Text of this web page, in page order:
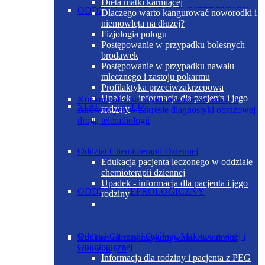
ODDZIAŁ CHORÓB WEWNĘTRZNYCH
STACJA DIALIZ
ODDZIAŁ NEFROLOGICZNY
Dieta matki karmiącej
Dlaczego warto kangurować noworodki i
niemowlęta na dłużej?
Fizjologia połogu
Postępowanie w przypadku bolesnych
brodawek
Postępowanie w przypadku nawału
mlecznego i zastoju pokarmu
Profilaktyka przeciwzakrzepowa
Upadek - informacja dla pacjenta i jego
rodziny
Oddział Chemioterapii Dziennej
Edukacja pacjenta leczonego w oddziale
chemioterapii dziennej
Upadek - informacja dla pacjenta i jego
rodziny
Oddział Chirurgii Ogólnej, Małoinwazyjnej i
Onkologicznej
Informacja dla rodziny i pacjenta z PEG
Konkurs ofert na wykonywanie świadczeń
zdrowotnych w zakresie diagnostyki obrazowej
drogą teleradiologii
Konkurs ofert na wykonywanie świadczeń
zdrowotnych